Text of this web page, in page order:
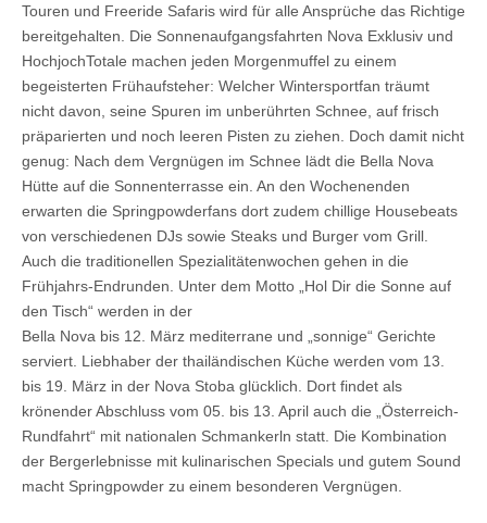
Touren und Freeride Safaris wird für alle Ansprüche das Richtige
bereitgehalten. Die Sonnenaufgangsfahrten Nova Exklusiv und
HochjochTotale machen jeden Morgenmuffel zu einem
begeisterten Frühaufsteher: Welcher Wintersportfan träumt
nicht davon, seine Spuren im unberührten Schnee, auf frisch
präparierten und noch leeren Pisten zu ziehen. Doch damit nicht
genug: Nach dem Vergnügen im Schnee lädt die Bella Nova
Hütte auf die Sonnenterrasse ein. An den Wochenenden
erwarten die Springpowderfans dort zudem chillige Housebeats
von verschiedenen DJs sowie Steaks und Burger vom Grill.
Auch die traditionellen Spezialitätenwochen gehen in die
Frühjahrs-Endrunden. Unter dem Motto „Hol Dir die Sonne auf
den Tisch“ werden in der
Bella Nova bis 12. März mediterrane und „sonnige“ Gerichte
serviert. Liebhaber der thailändischen Küche werden vom 13.
bis 19. März in der Nova Stoba glücklich. Dort findet als
krönender Abschluss vom 05. bis 13. April auch die „Österreich-
Rundfahrt“ mit nationalen Schmankerln statt. Die Kombination
der Bergerlebnisse mit kulinarischen Specials und gutem Sound
macht Springpowder zu einem besonderen Vergnügen.